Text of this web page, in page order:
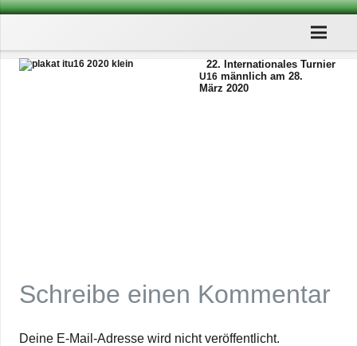
22. Inter­na­tio­na­les Tur­nier
U16 männ­lich am 28.
März 2020
Schreibe einen Kommentar
Deine E-Mail-Adresse wird nicht veröffentlicht.